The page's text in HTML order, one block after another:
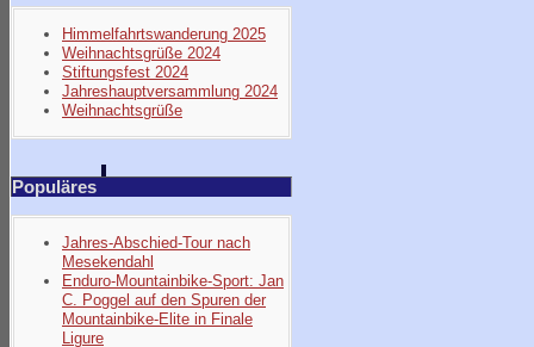
Himmelfahrtswanderung 2025
Weihnachtsgrüße 2024
Stiftungsfest 2024
Jahreshauptversammlung 2024
Weihnachtsgrüße
Populäres
Jahres-Abschied-Tour nach
Mesekendahl
Enduro-Mountainbike-Sport: Jan
C. Poggel auf den Spuren der
Mountainbike-Elite in Finale
Ligure